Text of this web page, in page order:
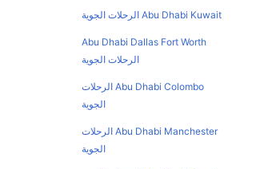
Abu Dhabi Kuwait الرحلات الجوية
Abu Dhabi Dallas Fort Worth
الرحلات الجوية
Abu Dhabi Colombo الرحلات
الجوية
Abu Dhabi Manchester الرحلات
الجوية